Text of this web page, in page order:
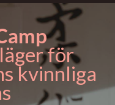
för
kvinnliga